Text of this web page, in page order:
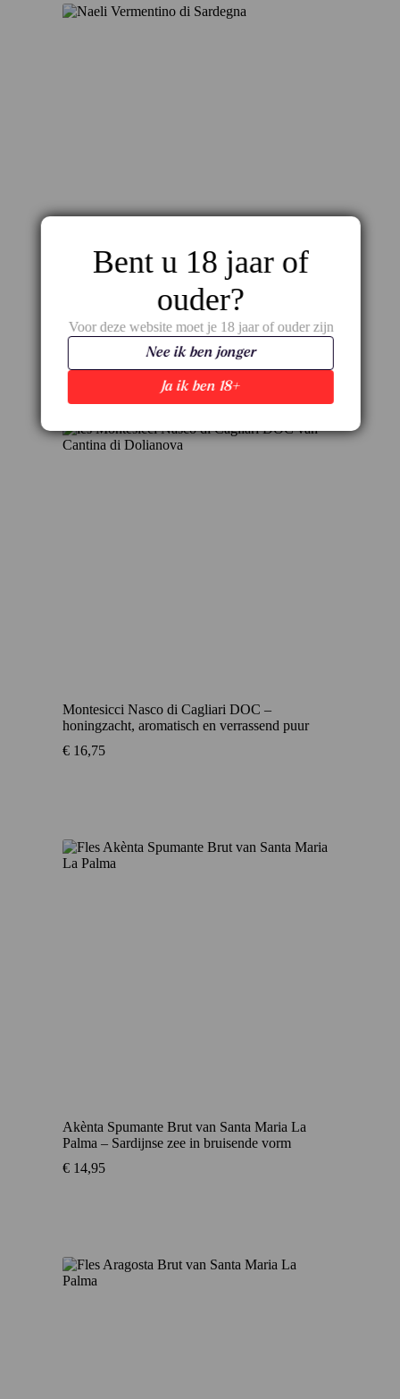
Naeli Vermentino – Verfijning uit het zuiden
10,85
Montesicci Nasco di Cagliari DOC –
honingzacht, aromatisch en verrassend puur
€ 16,75
Akènta Spumante Brut van Santa Maria La
Palma – Sardijnse zee in bruisende vorm
€ 14,95
Bent u 18 jaar of
ouder?
Voor deze website moet je 18 jaar of ouder zijn
Ja ik ben 18+
Nee ik ben jonger